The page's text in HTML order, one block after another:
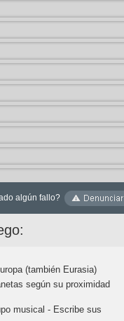
algún fallo?
(también Eurasia)
según su proximidad
musical - Escribe sus